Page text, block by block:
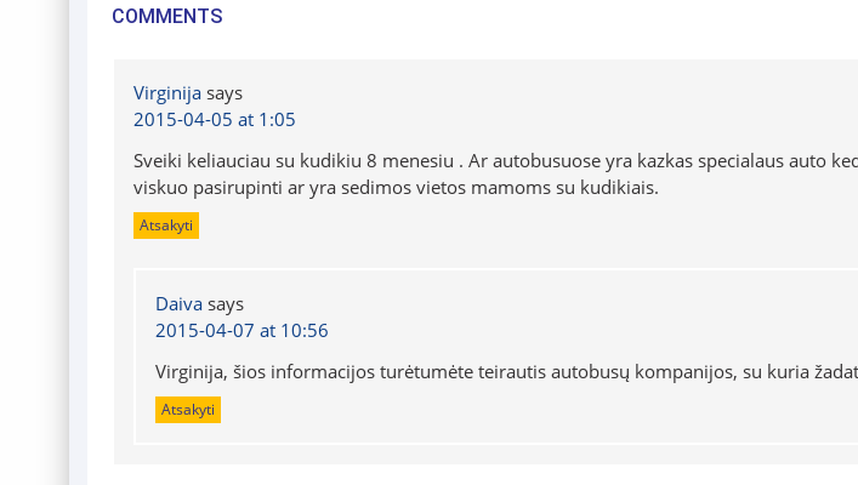
COMMENTS
Virginija says
2015-04-05 at 1:05
Sveiki keliauciau su kudikiu 8 menesiu . Ar autobusuose yra kazkas specialaus auto
viskuo pasirupinti ar yra sedimos vietos mamoms su kudikiais.
Atsakyti
Daiva says
2015-04-07 at 10:56
Virginija, šios informacijos turėtumėte teirautis autobusų kompanijos, su kuria
Atsakyti